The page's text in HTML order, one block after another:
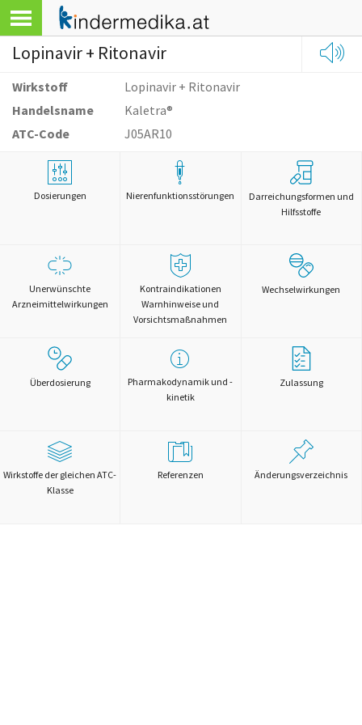
Lopinavir + Ritonavir
Wirkstoff
Lopinavir + Ritonavir
Handelsname
Kaletra®
ATC-Code
J05AR10
Dosierungen Nierenfunktionsstörungen
Darreichungsformen und
Hilfsstoffe
Unerwünschte
Arzneimittelwirkungen
Kontraindikationen
Warnhinweise und
Vorsichtsmaßnahmen
Wechselwirkungen
Überdosierung
Pharmakodynamik und -
kinetik
Zulassung
Wirkstoffe der gleichen ATC-
Klasse
Referenzen Änderungsverzeichnis